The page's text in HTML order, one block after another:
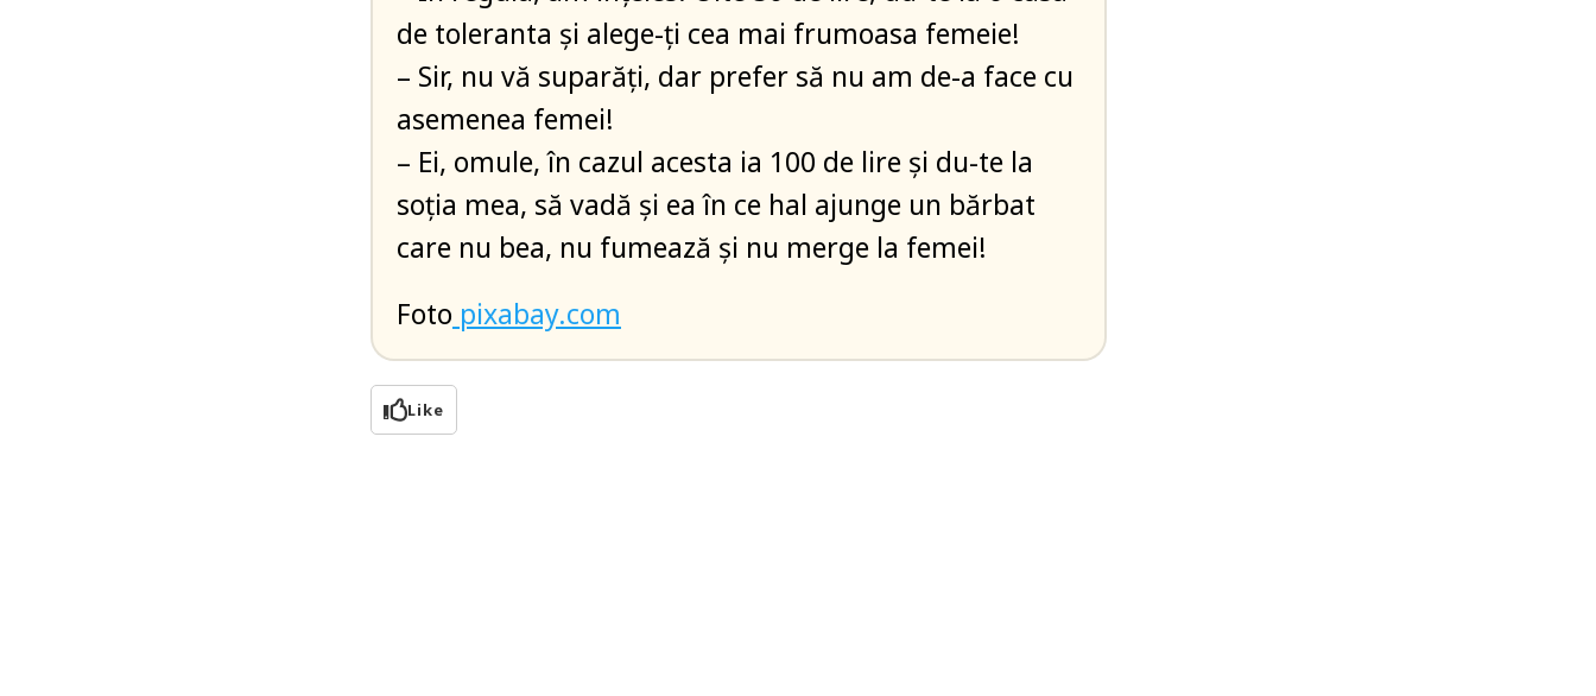
de toleranta și alege-ți cea mai frumoasa femeie!
– Sir, nu vă suparăți, dar prefer să nu am de-a face cu
asemenea femei!
– Ei, omule, în cazul acesta ia 100 de lire și du-te la
soția mea, să vadă și ea în ce hal ajunge un bărbat
care nu bea, nu fumează și nu merge la femei!
Foto pixabay.com
Like